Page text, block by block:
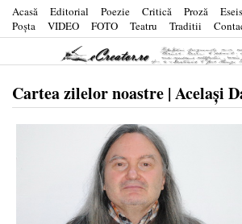
Acasă Editorial Poezie Critică Proză
Poşta
VIDEO FOTO Teatru Traditii
Cartea zilelor noastre | Același